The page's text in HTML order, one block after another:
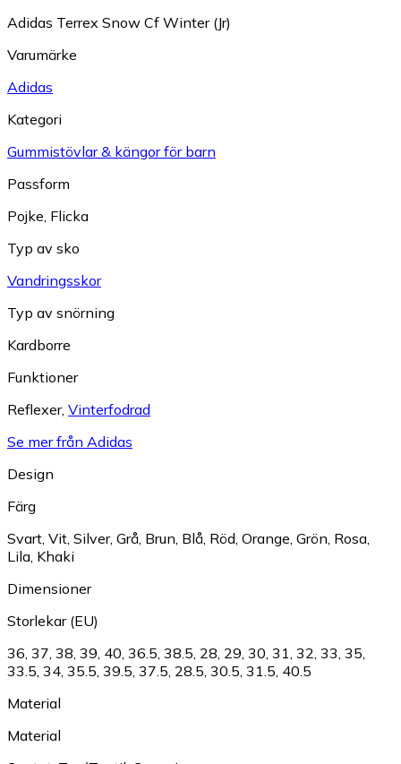
Adidas Terrex Snow Cf Winter (Jr)
Varumärke
Adidas
Kategori
Gummistövlar & kängor för barn
Passform
Pojke Flicka
Typ av sko
Vandringsskor
Typ av snörning
Kardborre
Funktioner
Reflexer, Vinterfodrad
Se mer från Adidas
Design
Färg
Svart Vit Silver, Grå Brun Blå Röd Orange Grön Rosa
Lila Khaki
Dimensioner
Storlekar (EU)
36 37 38 39 40 36.5 38.5 28 29 30 31 32 33 35
33.5 34 35.5 39.5 37.5 28.5 30.5 31.5 40.5
Material
Material